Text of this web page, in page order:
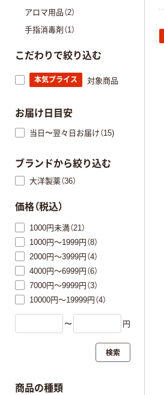
アロマ用品（2）
手指消毒剤（1）
こだわりで絞り込む
本気プライス 対象商品
お届け日目安
当日〜翌々日お届け（15)
ブランドから絞り込む
大洋製薬（36）
価格（税込）
1000円未満（21）
1000円～1999円（8）
2000円～3999円（4）
4000円～6999円（6）
7000円～9999円（3）
10000円～19999円（4）
〜 円
検索
商品の種類